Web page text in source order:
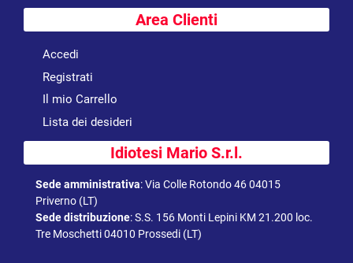
Area Clienti
Accedi
Registrati
Il mio Carrello
Lista dei desideri
Idiotesi Mario S.r.l.
Sede amministrativa:Via Colle Rotondo 46 04015
Priverno (LT)
Sede distribuzione:S.S. 156 Monti Lepini KM 21.200 loc.
Tre Moschetti 04010 Prossedi (LT)